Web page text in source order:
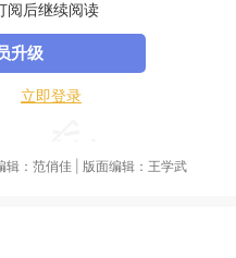
阅后继续阅读
升级
立即登录
辑：范俏佳 | 版面编辑：王学武